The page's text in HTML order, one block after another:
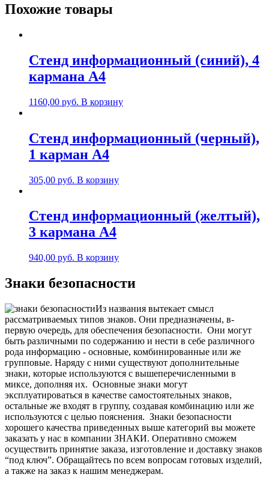
5
карман
объемный
Похожие товары
Стенд информационный (синий), 4
карманa А4
1160,00 руб. В корзину
Стенд информационный (черный),
1 карман А4
305,00 руб. В корзину
Стенд информационный (желтый),
3 карманa А4
940,00 руб. В корзину
Знаки безопасности
Из названия вытекает смысл
рассматриваемых типов знаков. Они предназначены, в-
первую очередь, для обеспечения безопасности. Они могут
быть различными по содержанию и нести в себе различного
рода информацию - основные, комбинированные или же
групповые. Наряду с ними существуют дополнительные
знаки, которые используются с вышеперечисленными в
миксе, дополняя их. Основные знаки могут
эксплуатироваться в качестве самостоятельных знаков,
остальные же входят в группу, создавая комбинацию или же
используются с целью пояснения. Знаки безопасности
хорошего качества приведенных выше категорий вы можете
заказать у нас в компании ЗНАКИ. Оперативно сможем
осуществить принятие заказа, изготовление и доставку знаков
“под ключ”. Обращайтесь по всем вопросам готовых изделий,
а также на заказ к нашим менеджерам.